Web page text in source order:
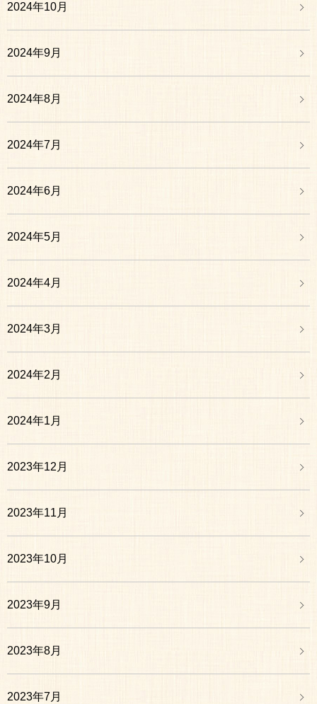
2024年10月
2024年9月
2024年8月
2024年7月
2024年6月
2024年5月
2024年4月
2024年3月
2024年2月
2024年1月
2023年12月
2023年11月
2023年10月
2023年9月
2023年8月
2023年7月